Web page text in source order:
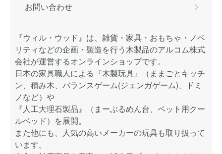
お問い合わせ
『ウィル・ウッド』は、雑貨・家具・おもちゃ・ノベ
リティなどの企画・製造を行う木製品のアルコム株式
会社が運営するオンラインショップです。
日本の家具職人による『木製玩具』（ままごとキッチ
ン、積み木、バランスゲーム(ジェンガゲーム)、ドミ
ノなど）や
『人工大理石製品』（まーぶるめん台、ペット用クー
ルベッド）を展開。
また他にも、人気の高いメーカーの玩具も取り扱って
います。